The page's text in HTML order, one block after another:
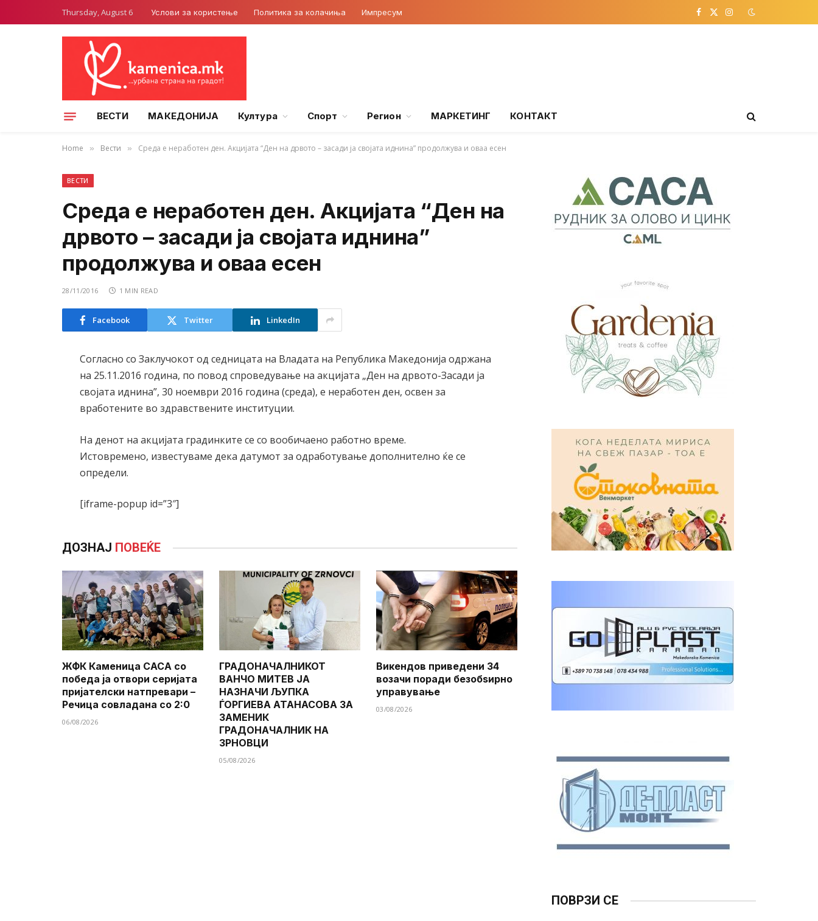
Thursday, August 6 Услови за користење Политика за колачиња Импресум Facebook
X
Instagram
ВЕСТИ МАКЕДОНИЈА Култура Спорт Регион МАРКЕТИНГ КОНТАКТ
Home » Вести » Среда е неработен ден. Акцијата “Ден на дрвото – засади ја својата иднина” продолжува и оваа есен
ВЕСТИ
Среда е неработен ден. Акцијата “Ден на
дрвото – засади ја својата иднина”
продолжува и оваа есен
28/11/2016 1 MIN READ
Facebook Twitter LinkedIn
Согласно со Заклучокот од седницата на Владата на Република Македонија одржана
на 25.11.2016 година, по повод спроведување на акцијата „Ден на дрвото-Засади ја
својата иднина”, 30 ноември 2016 година (среда), е неработен ден, освен за
вработените во здравствените институции.
На денот на акцијата градинките се со вообичаено работно време.
Истовремено, известуваме дека датумот за одработување дополнително ќе се
определи.
[iframe-popup id=”3″]
ДОЗНАЈ ПОВЕЌЕ
ЖФК Каменица САСА со
победа ја отвори серијата
пријателски натпревари –
Речица совладана со 2:0
06/08/2026
ГРАДОНАЧАЛНИКОТ
ВАНЧО МИТЕВ ЈА
НАЗНАЧИ ЉУПКА
ЃОРГИЕВА АТАНАСОВА ЗА
ЗАМЕНИК
ГРАДОНАЧАЛНИК НА
ЗРНОВЦИ
05/08/2026
Викендов приведени 34
возачи поради безобѕирно
управување
03/08/2026
ПОВРЗИ СЕ